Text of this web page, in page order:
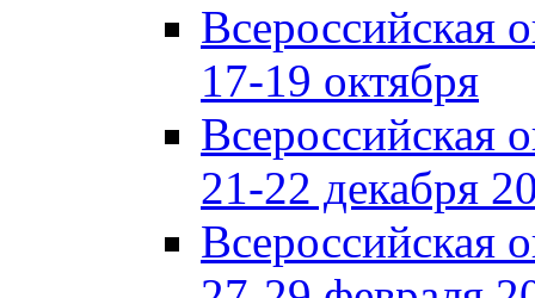
Всероссийская
17-19 октября
Всероссийская
21-22 декабря
Всероссийская